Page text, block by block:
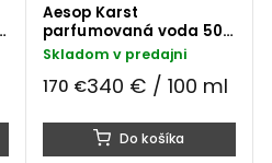
Aesop Karst
parfumovaná voda 50
ml
Skladom v predajni
170 €340 € / 100 ml
Do košíka